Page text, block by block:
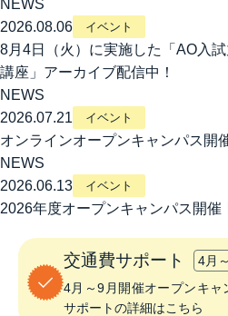
NEWS
2026.08.06
イベント
8月4日（火）に実施した「AO入
講座」アーカイブ配信中！
NEWS
2026.07.21
イベント
オンラインオープンキャンパス開
NEWS
2026.06.13
イベント
2026年度オープンキャンパス開催
交通費サポート
4月
4月～9月開催オープンキ
サポートの詳細はこちら